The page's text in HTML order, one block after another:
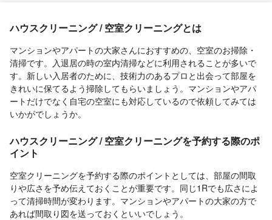
ハウスクリーニング / 空室クリーニングとは
マンションやアパートの大家さんにおすすめの、空室のお掃除・
清掃です。入退居の時の室内清掃などに利用されることが多いで
す。新しい入居者のために、技術力のあるプロと出会って部屋を
きれいに保てるよう掃除してもらいましょう。マンションやアパ
ートだけでなく自宅の空室にも対応しているので依頼してみては
いかがでしょうか。
ハウスクリーニング / 空室クリーニングを予約する際のポ
イント
空室クリーニングを予約する際のポイントとしては、部屋の間取
りや広さを予め伝えておくことが重要です。同じ1Rでも広さによ
って清掃時間が変わります。マンションやアパートの大家の方で
あれば間取り図を送っておくといいでしょう。